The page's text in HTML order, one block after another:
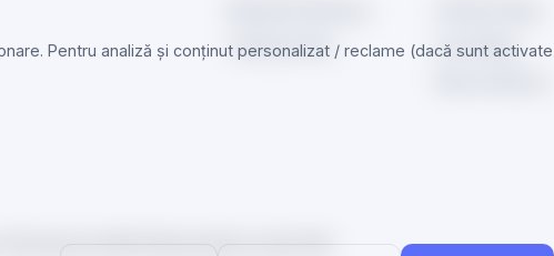
Pentru analiză și conținut personalizat / reclame (dacă sunt activate
Telefoane Noi
Ionut Barbu